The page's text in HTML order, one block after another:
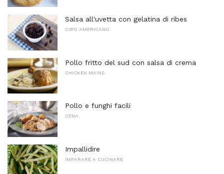
Salsa all'uvetta con gelatina di ribes
CIBO AMERICANO
Pollo fritto del sud con salsa di crema
CHICKEN MAINS
Pollo e funghi facili
CENA
Impallidire
IMPARARE A CUCINARE